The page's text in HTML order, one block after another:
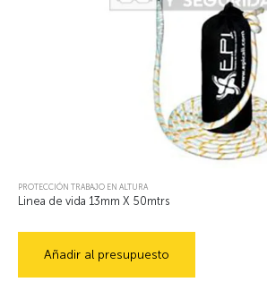
PROTECCIÓN TRABAJO EN ALTURA
Linea de vida 13mm X 50mtrs
Añadir al presupuesto